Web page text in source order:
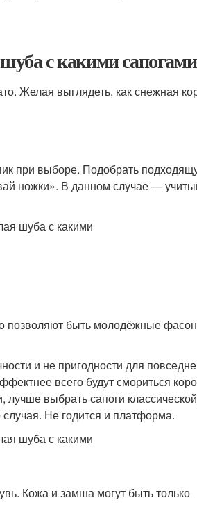
с какими
Желая выглядеть, как снежная
при выборе. Подобрать
ножки». В данном случае —
позволяют быть молодёжные
и не пригодности для
всего будут смориться
выбрать сапоги
случая. Не годится и платформа.
Кожа и замша могут быть только